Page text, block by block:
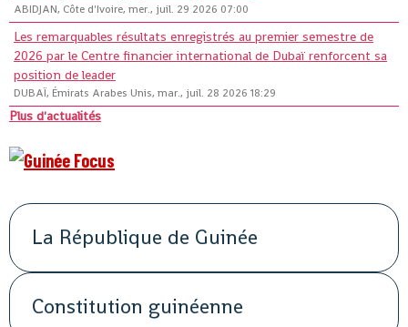
ABIDJAN, Côte d'Ivoire, mer., juil. 29 2026 07:00
Les remarquables résultats enregistrés au premier semestre de
2026 par le Centre financier international de Dubaï renforcent sa
position de leader
DUBAÏ, Émirats Arabes Unis, mar., juil. 28 2026 18:29
Plus d'actualités
La République de Guinée
Constitution guinéenne